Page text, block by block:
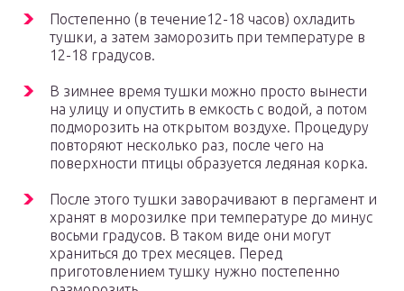
Постепенно (в течение12-18 часов) охладить
тушки, а затем заморозить при температуре в
12-18 градусов.
В зимнее время тушки можно просто вынести
на улицу и опустить в емкость с водой, а потом
подморозить на открытом воздухе. Процедуру
повторяют несколько раз, после чего на
поверхности птицы образуется ледяная корка.
После этого тушки заворачивают в пергамент и
хранят в морозилке при температуре до минус
восьми градусов. В таком виде они могут
храниться до трех месяцев. Перед
приготовлением тушку нужно постепенно